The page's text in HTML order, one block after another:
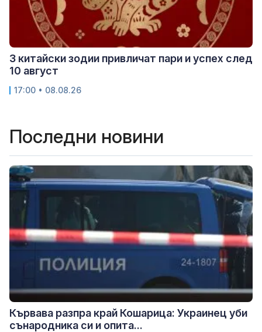
3 китайски зодии привличат пари и успех след
10 август
17:00 • 08.08.26
Последни новини
Кървава разпра край Кошарица: Украинец уби
сънародника си и опита...